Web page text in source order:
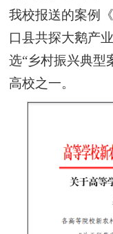
我校报送的案例
口县共探大鹅产
选“乡村振兴典型
高校之一。